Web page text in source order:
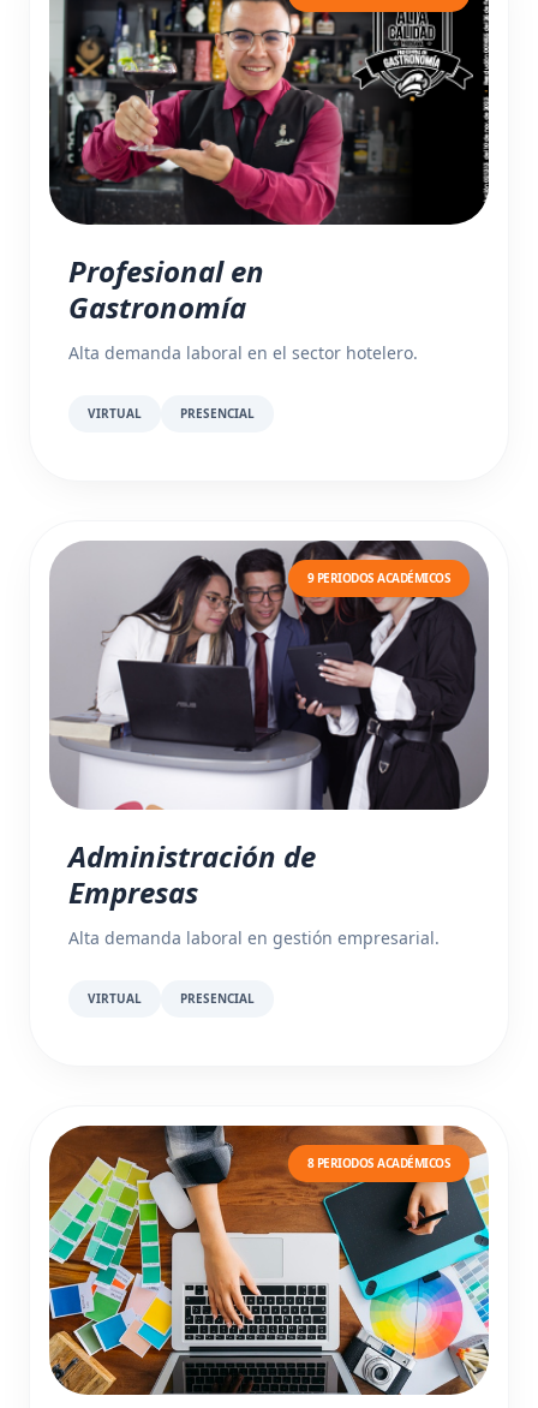
Profesional en
Gastronomía
Alta demanda laboral en el sector hotelero.
VIRTUAL PRESENCIAL
9 PERIODOS ACADÉMICOS
Administración de
Empresas
Alta demanda laboral en gestión empresarial.
VIRTUAL PRESENCIAL
8 PERIODOS ACADÉMICOS